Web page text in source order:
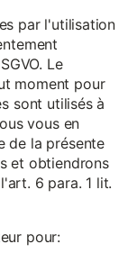
par l'utilisation
Le
moment pour
sont utilisés à
vous en
de la présente
et obtiendrons
6 para. 1 lit.
pour: